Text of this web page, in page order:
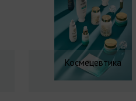
Космецевтика